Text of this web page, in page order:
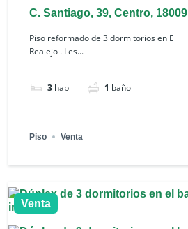
C. Santiago, 39, Centro, 18009
Granada, España
Piso reformado de 3 dormitorios en El
Realejo . Les...
3 hab 1 baño
Piso Venta
Venta